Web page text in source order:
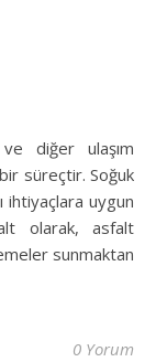
ve diğer ulaşım
süreçtir. Soğuk
ihtiyaçlara uygun
olarak, asfalt
sunmaktan
0 Yorum